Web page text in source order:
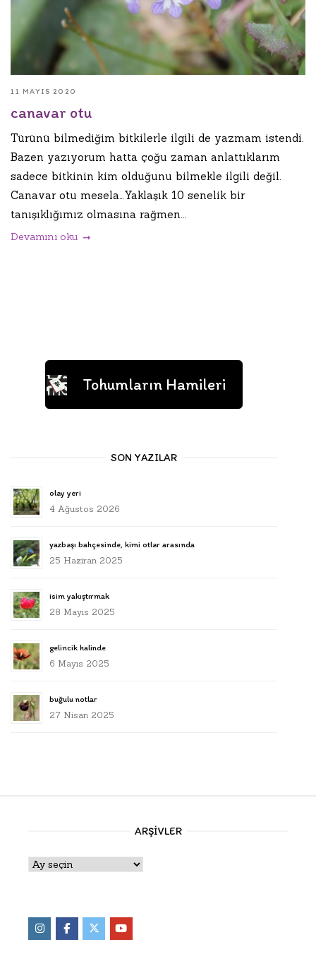
11 MAYIS 2020
canavar otu
Türünü bilmediğim bitkilerle ilgili de yazmam istendi.
Bazen yazıyorum hatta çoğu zaman anlattıklarım
sadece bitkinin kim olduğunu bilmekle ilgili değil.
Canavar otu mesela…Yaklaşık 10 senelik bir
tanışıklığımız olmasına rağmen...
Devamını oku
Tohumların Hamileri
SON YAZILAR
olay yeri
4 Ağustos 2026
yazbaşı bahçesinde, kimi otlar arasında
25 Haziran 2025
isim yakıştırmak
28 Mayıs 2025
gelincik halinde
6 Mayıs 2025
buğulu notlar
27 Nisan 2025
ARŞIVLER
Arşivler